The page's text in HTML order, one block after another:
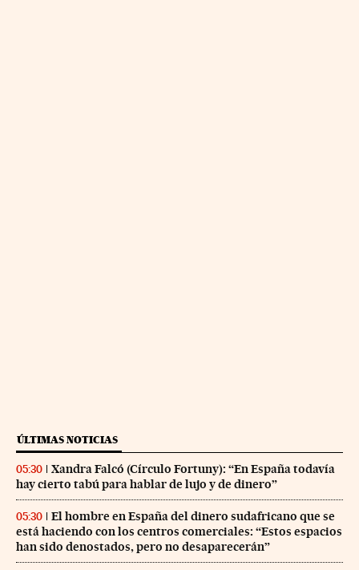
ÚLTIMAS NOTICIAS
05:30
Xandra Falcó (Círculo Fortuny): “En España todavía
hay cierto tabú para hablar de lujo y de dinero”
05:30
El hombre en España del dinero sudafricano que se
está haciendo con los centros comerciales: “Estos espacios
han sido denostados, pero no desaparecerán”